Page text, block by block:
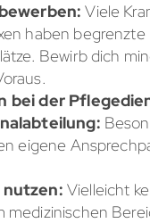
Viele
haben begrenzte
Bewirb dich
bei der
eigene
Vielleicht
medizinischen